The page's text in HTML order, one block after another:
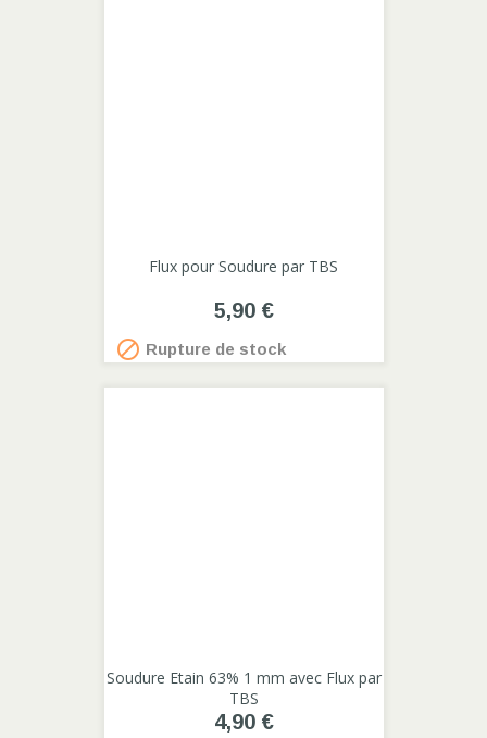
Flux pour Soudure par TBS
5,90 €
 Rupture de stock
Soudure Etain 63% 1 mm avec Flux par
TBS
4,90 €